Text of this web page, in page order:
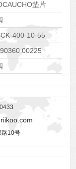
垫片
400-10-55
00225
路10号